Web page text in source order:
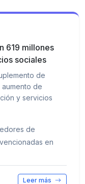
619 millones
sociales
de
de
y servicios
de
en
Leer más